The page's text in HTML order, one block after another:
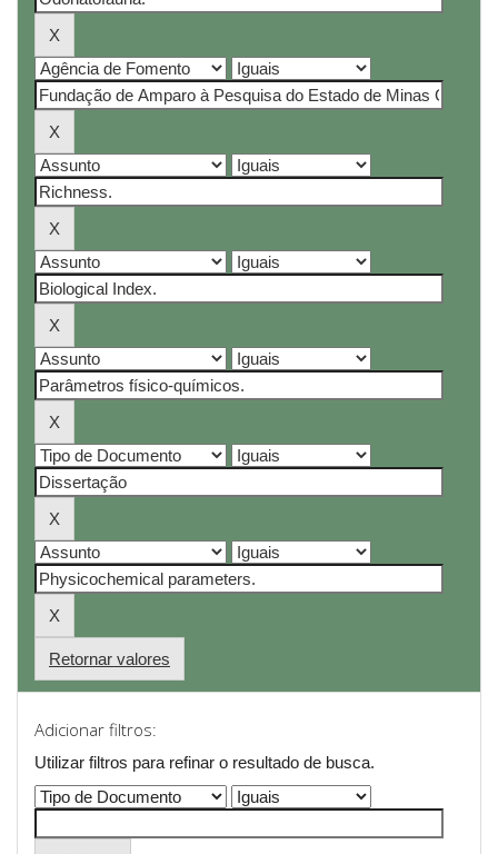
Retornar valores
Adicionar filtros:
Utilizar filtros para refinar o resultado de busca.